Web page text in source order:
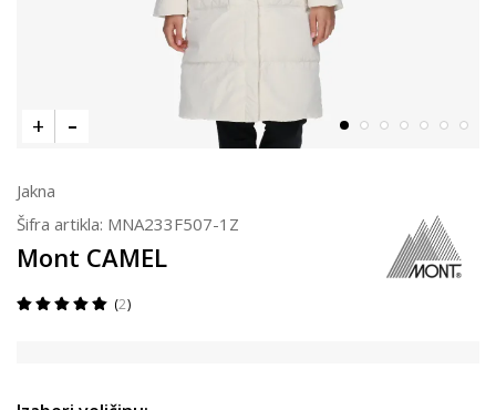
Jakna
Šifra artikla: MNA233F507-1Z
Mont CAMEL
2